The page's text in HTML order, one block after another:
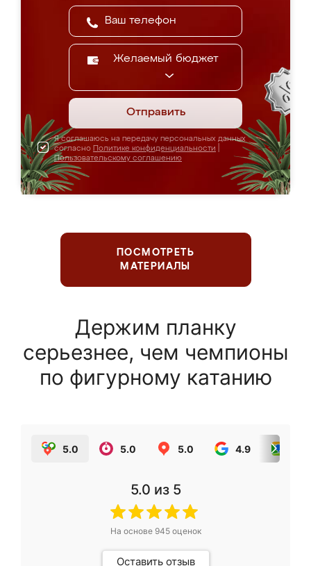
Желаемый бюджет
Отправить
Я соглашаюсь на передачу персональных данных
согласно Политике конфиденциальности
Пользовательскому соглашению
ПОСМОТРЕТЬ
МАТЕРИАЛЫ
Держим планку
серьезнее, чем чемпионы
по фигурному катанию
5.0 5.0 5.0 4.9
5.0 из 5
На основе 945оценок
Оставить отзыв